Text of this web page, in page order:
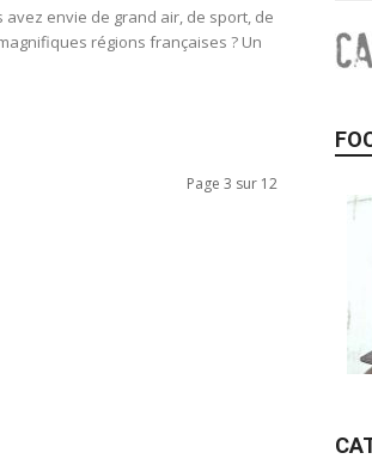
envie de grand air, de sport, de
régions françaises ? Un
Page 3 sur 12